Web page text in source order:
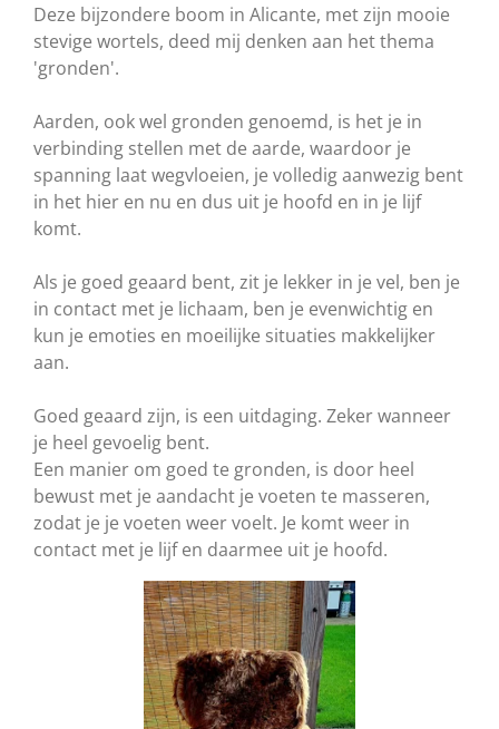
Deze bijzondere boom in Alicante, met zijn mooie
stevige wortels, deed mij denken aan het thema
'gronden'.
Aarden, ook wel gronden genoemd, is het je in
verbinding stellen met de aarde, waardoor je
spanning laat wegvloeien, je volledig aanwezig bent
in het hier en nu en dus uit je hoofd en in je lijf
komt.
Als je goed geaard bent, zit je lekker in je vel, ben je
in contact met je lichaam, ben je evenwichtig en
kun je emoties en moeilijke situaties makkelijker
aan.
Goed geaard zijn, is een uitdaging. Zeker wanneer
je heel gevoelig bent.
Een manier om goed te gronden, is door heel
bewust met je aandacht je voeten te masseren,
zodat je je voeten weer voelt. Je komt weer in
contact met je lijf en daarmee uit je hoofd.